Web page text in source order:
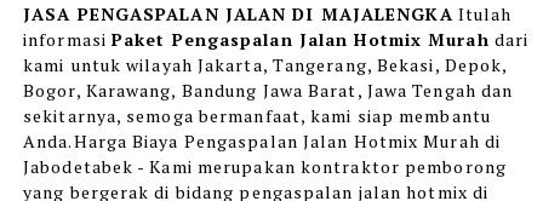
JASA PENGASPALAN JALAN DI MAJALENGKA Itulah
informasi Paket Pengaspalan Jalan Hotmix Murah dari
kami untuk wilayah Jakarta, Tangerang, Bekasi, Depok,
Bogor, Karawang, Bandung Jawa Barat, Jawa Tengah dan
sekitarnya, semoga bermanfaat, kami siap membantu
Anda.Harga Biaya Pengaspalan Jalan Hotmix Murah di
Jabodetabek - Kami merupakan kontraktor pemborong
yang bergerak di bidang pengaspalan jalan hotmix di